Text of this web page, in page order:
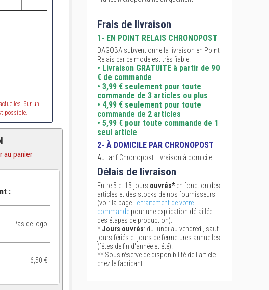
Sur un
possible.
au panier
:
Pas de logo
6,50 €
Frais de livraison
1- EN POINT RELAIS CHRONOPOST
DAGOBA subventionne la livraison en Point
Relais car ce mode est très fiable.
• Livraison GRATUITE à partir de 90
€ de commande
• 3,99 € seulement pour toute
commande de 3 articles ou plus
• 4,99 € seulement pour toute
commande de 2 articles
• 5,99 € pour toute commande de 1
seul article
2- À DOMICILE PAR CHRONOPOST
Au tarif Chronopost Livraison à domicile.
Délais de livraison
Entre 5 et 15 jours ouvrés*en fonction des
articles et des stocks de nos fournisseurs
(voir la page
Le traitement de votre
commande pour une explication détaillée
des étapes de production).
*Jours ouvrés: du lundi au vendredi, sauf
jours fériés et jours de fermetures annuelles
(fêtes de fin d'année et été).
** Sous réserve de disponibilité de l'article
chez le fabricant